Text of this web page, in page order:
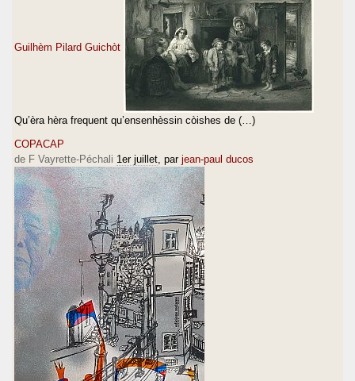
Guilhèm Pilard Guichòt
Qu’èra hèra frequent qu’ensenhèssin còishes de (…)
COPACAP
de F Vayrette-Péchali 1er juillet , par jean-paul ducos